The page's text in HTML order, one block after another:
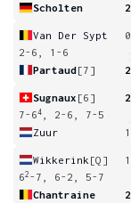
Scholten
2
Van Der Sypt
0
2-6, 1-6
Partaud[7] 2
Sugnaux [6]
2
7-64
, 2-6, 7-5
Zuur
1
Wikkerink [Q]
1
62 -7, 6-2, 5-7
Chantraine
2